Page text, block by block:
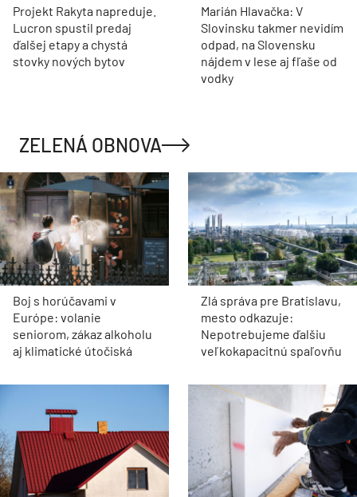
Projekt Rakyta napreduje.
Lucron spustil predaj
ďalšej etapy a chystá
stovky nových bytov
Marián Hlavačka: V
Slovinsku takmer nevidím
odpad, na Slovensku
nájdem v lese aj fľaše od
vodky
ZELENÁ OBNOVA
Boj s horúčavami v
Európe: volanie
seniorom, zákaz alkoholu
aj klimatické útočiská
Zlá správa pre Bratislavu,
mesto odkazuje:
Nepotrebujeme ďalšiu
veľkokapacitnú spaľovňu